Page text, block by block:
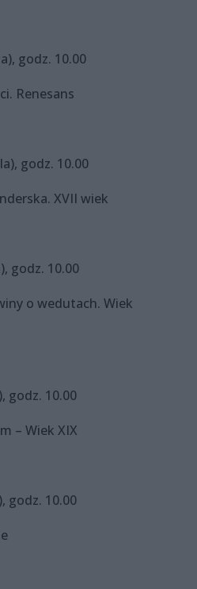
godz. 10.00
Renesans
godz. 10.00
XVII wiek
godz. 10.00
o wedutach. Wiek
godz. 10.00
– Wiek XIX
godz. 10.00